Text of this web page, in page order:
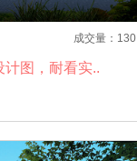
成交量：130
图，耐看实..